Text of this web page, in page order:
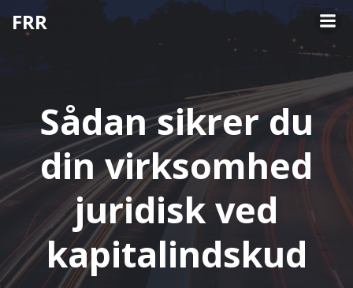
Videre
FRR
Sådan sikrer du
din virksomhed
juridisk ved
kapitalindskud